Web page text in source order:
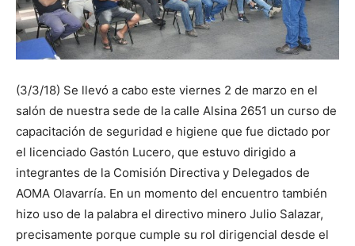
(3/3/18) Se llevó a cabo este viernes 2 de marzo en el
salón de nuestra sede de la calle Alsina 2651 un curso de
capacitación de seguridad e higiene que fue dictado por
el licenciado Gastón Lucero, que estuvo dirigido a
integrantes de la Comisión Directiva y Delegados de
AOMA Olavarría. En un momento del encuentro también
hizo uso de la palabra el directivo minero Julio Salazar,
precisamente porque cumple su rol dirigencial desde el